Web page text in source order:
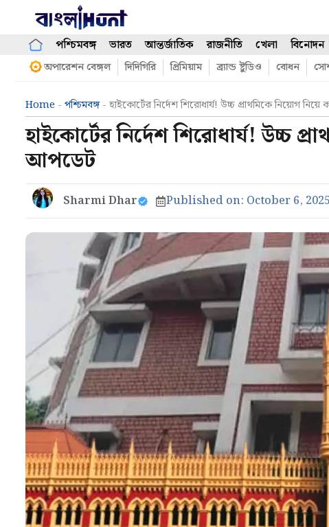
content
পশ্চিমবঙ্গ ভারত আন্তর্জাতিক রাজনীতি খেলা বিনোদন
অপারেশন বেঙ্গল দিদিগিরি প্রিমিয়াম ব্র্যান্ড ষ্টুডিও বোধন
Home - পশ্চিমবঙ্গ- হাইকোর্টের নির্দেশ শিরোধার্য! উচ্চ প্রাথমিকে নিয়োগ
হাইকোর্টের নির্দেশ শিরোধার্য! উচ্চ
আপডেট
Sharmi Dhar Published on: October 6, 2025